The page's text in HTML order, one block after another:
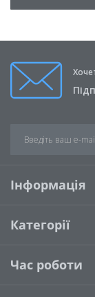
Свічки (0)
Інформація
Категорії
Час роботи